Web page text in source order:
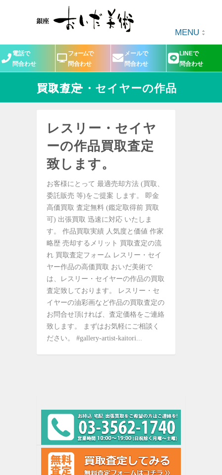
MENU
電話で
問合わせ
フォームで
問合わせ
メールで
問合わせ
LINEで
問合わせ
レスリー・セイヤーの作品買取査定
レスリー・セイヤ
ーの作品買取査定
致します。
お客様にとって 最適売却方法 (買取、
委託販売 等)をご提案 します。 即金
高価買取 査定無料 (鑑定取得前 買取
可) 出張買取 迅速に対応 いたしま
す。 作品買取実績 人気度と価値 作家
略歴 売却するメリット 買取査定の流
れ 買取査定フォーム レスリー・セイ
ヤー作品の高価買取 おいだ美術で
は、レスリー・セイヤーの作品の買取
査定致しております。 レスリー・セ
イヤーの油彩画など作品の買取査定の
お問合せ頂ければ、査定価格をご連絡
致します。 まずはお気軽にご相談く
ださい。 #gallery-artist-kaitori...